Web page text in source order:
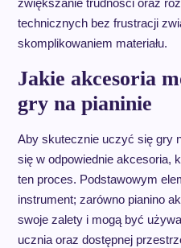
zwiększanie trudności oraz
technicznych bez frustracji
skomplikowaniem materiału.
Jakie akcesoria
gry na pianinie
Aby skutecznie uczyć się gry
się w odpowiednie akcesoria,
ten proces. Podstawowym
instrument; zarówno pianino
swoje zalety i mogą być
ucznia oraz dostępnej